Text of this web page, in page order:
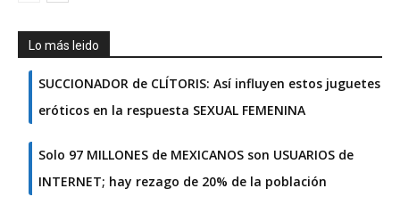
Lo más leido
SUCCIONADOR de CLÍTORIS: Así influyen estos juguetes
eróticos en la respuesta SEXUAL FEMENINA
Solo 97 MILLONES de MEXICANOS son USUARIOS de
INTERNET; hay rezago de 20% de la población